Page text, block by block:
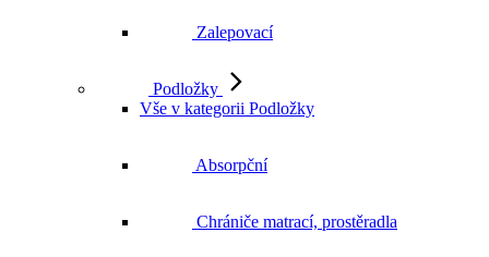
Zalepovací
Podložky
Vše v kategorii Podložky
Absorpční
Chrániče matrací, prostěradla